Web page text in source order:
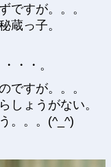
ですが。。。
蔵っ子。
・・。
ですが。。。
しょうがない。
。。。(^_^)